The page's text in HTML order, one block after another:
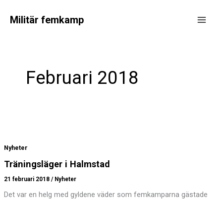
innehållMilitär femkamp
Februari 2018
Nyheter
Träningsläger i Halmstad
21 februari 2018/ Nyheter
Det var en helg med gyldene väder som femkamparna gästade